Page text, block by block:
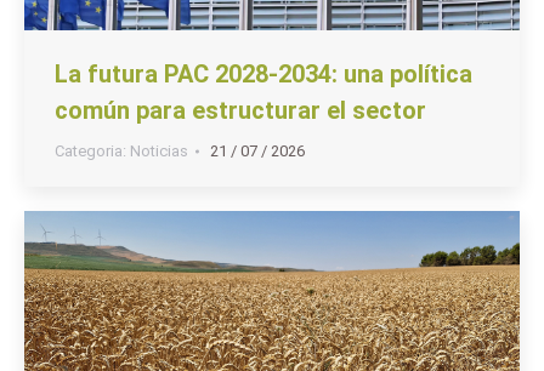
La futura PAC 2028-2034: una política
común para estructurar el sector
Categoria: Noticias 21 / 07 / 2026